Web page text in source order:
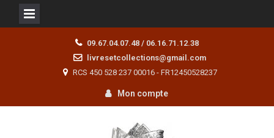
09.67.04.07.48 / 06.16.71.12.38
livresetcollections@gmail.com
RCS 450 528 237 00016 - FR12450528237
Mon compte